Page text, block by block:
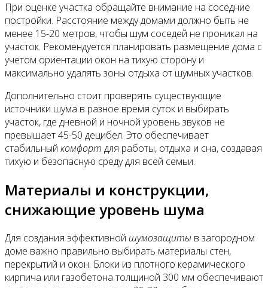
При оценке участка обращайте внимание на соседние
постройки. Расстояние между домами должно быть не
менее 15-20 метров, чтобы шум соседей не проникал на
участок. Рекомендуется планировать размещение дома с
учетом ориентации окон на тихую сторону и
максимально удалять зоны отдыха от шумных участков.
Дополнительно стоит проверять существующие
источники шума в разное время суток и выбирать
участок, где дневной и ночной уровень звуков не
превышает 45-50 децибел. Это обеспечивает
стабильный комфорт для работы, отдыха и сна, создавая
тихую и безопасную среду для всей семьи.
Материалы и конструкции,
снижающие уровень шума
Для создания эффективной шумозащиты в загородном
доме важно правильно выбирать материалы стен,
перекрытий и окон. Блоки из плотного керамического
кирпича или газобетона толщиной 300 мм обеспечивают